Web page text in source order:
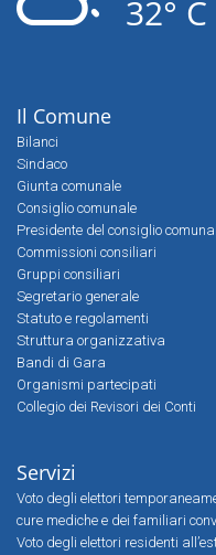
32° C
Il Comune
Bilanci
Sindaco
Giunta comunale
Consiglio comunale
Presidente del consiglio
Commissioni consiliari
Gruppi consiliari
Segretario generale
Statuto e regolamenti
Struttura organizzativa
Bandi di Gara
Organismi partecipati
Collegio dei Revisori dei Conti
Servizi
Voto degli elettori
cure mediche e dei familiari
Voto degli elettori residenti